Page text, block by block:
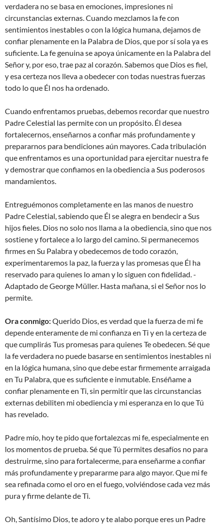
verdadera no se basa en emociones, impresiones ni
circunstancias externas. Cuando mezclamos la fe con
sentimientos inestables o con la lógica humana, dejamos de
confiar plenamente en la Palabra de Dios, que por sí sola ya es
suficiente. La fe genuina se apoya únicamente en la Palabra del
Señor y, por eso, trae paz al corazón. Sabemos que Dios es fiel,
y esa certeza nos lleva a obedecer con todas nuestras fuerzas
todo lo que Él nos ha ordenado.
Cuando enfrentamos pruebas, debemos recordar que nuestro
Padre Celestial las permite con un propósito. Él desea
fortalecernos, enseñarnos a confiar más profundamente y
prepararnos para bendiciones aún mayores. Cada tribulación
que enfrentamos es una oportunidad para ejercitar nuestra fe
y demostrar que confiamos en la obediencia a Sus poderosos
mandamientos.
Entreguémonos completamente en las manos de nuestro
Padre Celestial, sabiendo que Él se alegra en bendecir a Sus
hijos fieles. Dios no solo nos llama a la obediencia, sino que nos
sostiene y fortalece a lo largo del camino. Si permanecemos
firmes en Su Palabra y obedecemos de todo corazón,
experimentaremos la paz, la fuerza y las promesas que Él ha
reservado para quienes lo aman y lo siguen con fidelidad. -
Adaptado de George Müller. Hasta mañana, si el Señor nos lo
permite.
Ora conmigo:Querido Dios, es verdad que la fuerza de mi fe
depende enteramente de mi confianza en Ti y en la certeza de
que cumplirás Tus promesas para quienes Te obedecen. Sé que
la fe verdadera no puede basarse en sentimientos inestables ni
en la lógica humana, sino que debe estar firmemente arraigada
en Tu Palabra, que es suficiente e inmutable. Enséñame a
confiar plenamente en Ti, sin permitir que las circunstancias
externas debiliten mi obediencia y mi esperanza en lo que Tú
has revelado.
Padre mío, hoy te pido que fortalezcas mi fe, especialmente en
los momentos de prueba. Sé que Tú permites desafíos no para
destruirme, sino para fortalecerme, para enseñarme a confiar
más profundamente y prepararme para algo mayor. Que mi fe
sea refinada como el oro en el fuego, volviéndose cada vez más
pura y firme delante de Ti.
Oh, Santísimo Dios, te adoro y te alabo porque eres un Padre